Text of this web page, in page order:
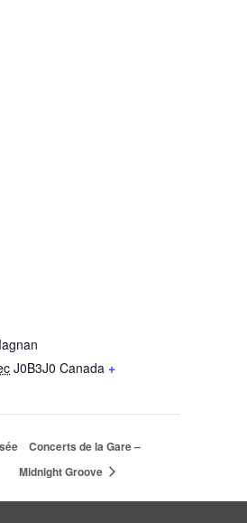
J0B3J0 Canada +
Concerts de la Gare –
Midnight Groove